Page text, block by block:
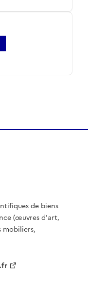
de biens
(œuvres d'art,
mobiliers,